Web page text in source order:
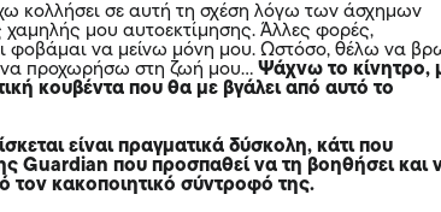
κολλήσει σε αυτή τη σχέση λόγω των άσχημων
μου αυτοεκτίμησης. Άλλες φορές,
φοβάμαι να μείνω μόνη μου. Ωστόσο, θέλω να
προχωρήσω στη ζωή μου…Ψάχνω το κίνητρο,
κουβέντα που θα με βγάλει από αυτό το
είναι πραγματικά δύσκολη, κάτι που
Guardian που προσπαθεί να τη βοηθήσει και
τον κακοποιητικό σύντροφό της.